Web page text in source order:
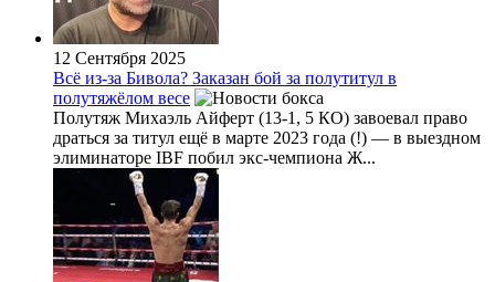
12 Сентября 2025
Всё из-за Бивола? Заказан бой за полутитул в
полутяжёлом весе
Полутяж Михаэль Айферт (13-1, 5 КО) завоевал право
драться за титул ещё в марте 2023 года (!) — в выездном
элиминаторе IBF побил экс-чемпиона Ж...